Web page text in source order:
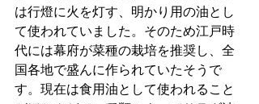
は行燈に火を灯す、明かり用の油とし
て使われていました。そのため江戸時
代には幕府が菜種の栽培を推奨し、全
国各地で盛んに作られていたそうで
す。現在は食用油として使われること